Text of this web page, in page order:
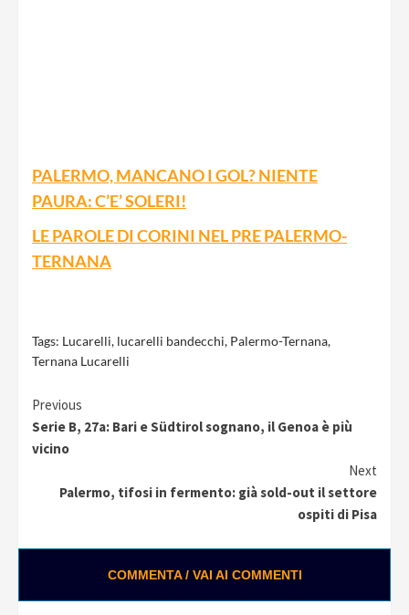
PALERMO, MANCANO I GOL? NIENTE
PAURA: C’E’ SOLERI!
LE PAROLE DI CORINI NEL PRE PALERMO-
TERNANA
Tags: Lucarelli, lucarelli bandecchi, Palermo-Ternana,
Ternana Lucarelli
Continue
Reading
Previous
Serie B, 27a: Bari e Südtirol sognano, il Genoa è più
vicino
Next
Palermo, tifosi in fermento: già sold-out il settore
ospiti di Pisa
COMMENTA / VAI AI COMMENTI